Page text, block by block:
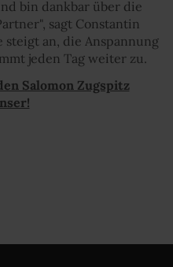
bin dankbar über die
sagt Constantin
steigt an, die Anspannung
jeden Tag weiter zu.
Salomon Zugspitz